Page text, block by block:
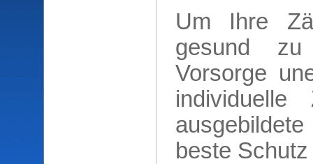
Um Ihre
gesund
Vorsorge
individuelle
beste